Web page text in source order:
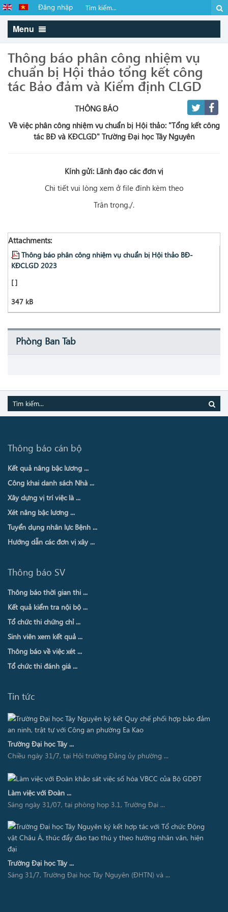
Đăng nhập
Menu
Thông báo phân công nhiệm vụ
chuẩn bị Hội thảo tổng kết công
tác Bảo đảm và Kiểm định CLGD
THÔNG BÁO
Về việc phân công nhiệm vụ chuẩn bị Hội thảo: "Tổng kết công
tác BĐ và KĐCLGD" Trường Đại học Tây Nguyên
Kính gửi: Lãnh đạo các đơn vị
Chi tiết vui lòng xem ở file đính kèm theo
Trân trọng./.
Attachments:
Thông báo phân công nhiệm vụ chuẩn bị Hội thảo BĐ-
KĐCLGD 2023
[ ]
347 kB
Phòng Ban Tab
Thông báo cán bộ
Kết quả nâng bậc lương ...
Công khai danh sách Nhà ...
Xây dựng vị trí việc là ...
Xét nâng bậc lương ...
Tuyển dụng nhân lực Bệnh ...
Hướng dẫn các đơn vị xây ...
Thông báo SV
Thông báo thời gian thi ...
Kết quả kiểm tra nội bộ ...
Tổ chức thi chứng chỉ ...
Sinh viên xem kết quả ...
Thông báo về việc xét ...
Tổ chức thi đánh giá ...
Tin tức
Trường Đại học Tây ...
Chiều ngày 31/7, tại Hội trường Đảng ủy phường ...
Làm việc với Đoàn ...
Sáng ngày 31/07, tại phòng họp 3.1, Trường Đại ...
Trường Đại học Tây ...
Sáng 31/7, Trường Đại học Tây Nguyên (ĐHTN) và ...